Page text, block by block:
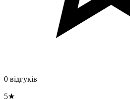
0 відгуків
5★